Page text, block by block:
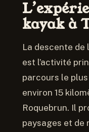
kayak à
La descente de
est l’activité
parcours le
environ 15
Roquebrun. Il
paysages et de